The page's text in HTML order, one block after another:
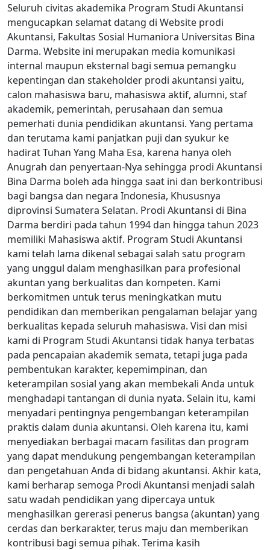
Seluruh civitas akademika Program Studi Akuntansi
mengucapkan selamat datang di Website prodi
Akuntansi, Fakultas Sosial Humaniora Universitas Bina
Darma. Website ini merupakan media komunikasi
internal maupun eksternal bagi semua pemangku
kepentingan dan stakeholder prodi akuntansi yaitu,
calon mahasiswa baru, mahasiswa aktif, alumni, staf
akademik, pemerintah, perusahaan dan semua
pemerhati dunia pendidikan akuntansi. Yang pertama
dan terutama kami panjatkan puji dan syukur ke
hadirat Tuhan Yang Maha Esa, karena hanya oleh
Anugrah dan penyertaan-Nya sehingga prodi Akuntansi
Bina Darma boleh ada hingga saat ini dan berkontribusi
bagi bangsa dan negara Indonesia, Khususnya
diprovinsi Sumatera Selatan. Prodi Akuntansi di Bina
Darma berdiri pada tahun 1994 dan hingga tahun 2023
memiliki Mahasiswa aktif. Program Studi Akuntansi
kami telah lama dikenal sebagai salah satu program
yang unggul dalam menghasilkan para profesional
akuntan yang berkualitas dan kompeten. Kami
berkomitmen untuk terus meningkatkan mutu
pendidikan dan memberikan pengalaman belajar yang
berkualitas kepada seluruh mahasiswa. Visi dan misi
kami di Program Studi Akuntansi tidak hanya terbatas
pada pencapaian akademik semata, tetapi juga pada
pembentukan karakter, kepemimpinan, dan
keterampilan sosial yang akan membekali Anda untuk
menghadapi tantangan di dunia nyata. Selain itu, kami
menyadari pentingnya pengembangan keterampilan
praktis dalam dunia akuntansi. Oleh karena itu, kami
menyediakan berbagai macam fasilitas dan program
yang dapat mendukung pengembangan keterampilan
dan pengetahuan Anda di bidang akuntansi. Akhir kata,
kami berharap semoga Prodi Akuntansi menjadi salah
satu wadah pendidikan yang dipercaya untuk
menghasilkan gererasi penerus bangsa (akuntan) yang
cerdas dan berkarakter, terus maju dan memberikan
kontribusi bagi semua pihak. Terima kasih